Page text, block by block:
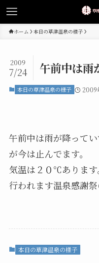
ホーム 本日の草津温泉の様子
午前中は雨
2009
7/24
本日の草津温泉の様子 2009
午前中は雨が降って
が今は止んでます。
気温は２０℃ありま
行われます温泉感謝祭
本日の草津温泉の様子